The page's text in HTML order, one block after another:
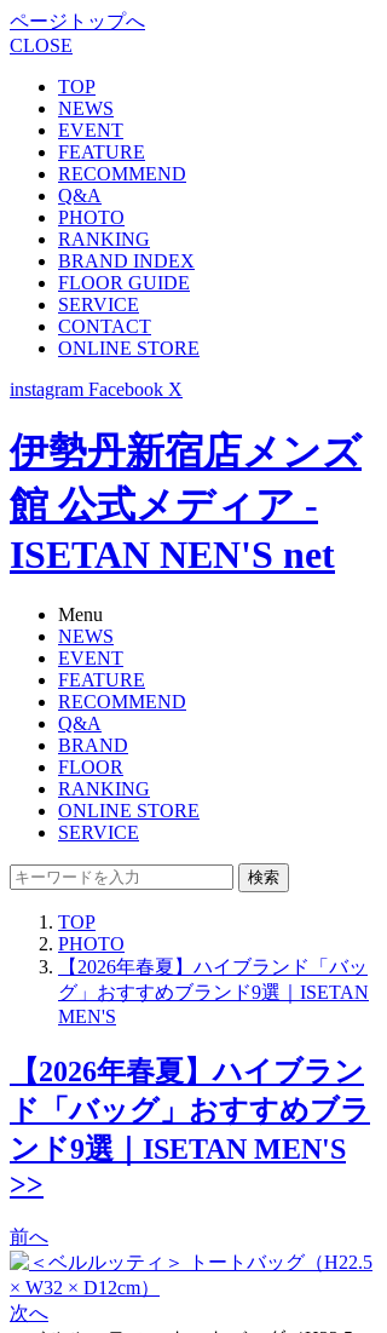
ページトップへ
CLOSE
TOP
NEWS
EVENT
FEATURE
RECOMMEND
Q&A
PHOTO
RANKING
BRAND INDEX
FLOOR GUIDE
SERVICE
CONTACT
ONLINE STORE
instagram Facebook X
伊勢丹新宿店メンズ
館 公式メディア -
ISETAN NEN'S net
Menu
NEWS
EVENT
FEATURE
RECOMMEND
Q&A
BRAND
FLOOR
RANKING
ONLINE STORE
SERVICE
検索
TOP
PHOTO
【2026年春夏】ハイブランド「バッ
グ」おすすめブランド9選｜ISETAN
MEN'S
【2026年春夏】ハイブラン
ド「バッグ」おすすめブラ
ンド9選｜ISETAN MEN'S
>>
前へ
次へ